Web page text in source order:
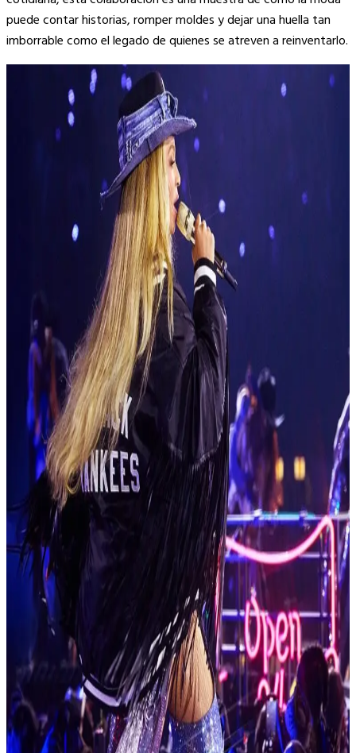
puede contar historias, romper moldes y dejar una huella tan
imborrable como el legado de quienes se atreven a reinventarlo.